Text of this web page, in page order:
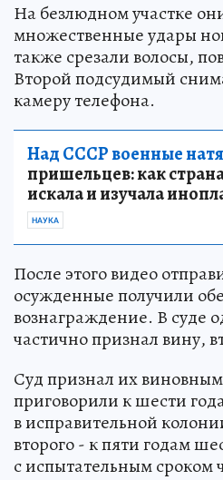
На безлюдном участке
множественные удары
также срезали волосы,
Второй подсудимый
камеру телефона.
Над СССР военные
пришельцев: как
искала и изучала
НАУКА
После этого видео
осужденные получили
вознаграждение. В суде
частично признал вину,
Суд признал их
приговорили к шести
в исправительной
второго - к пяти годам
с испытательным сроком